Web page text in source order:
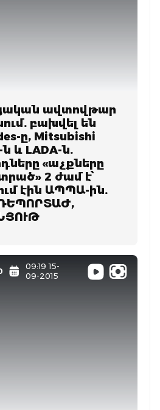
ավտովթար
բախվել են
ը, Mitsubishi
և LADA-ն.
«աչքները
2 ժամ է՝
էին ԱՊՊԱ-ին.
09:19 15-
09-2015